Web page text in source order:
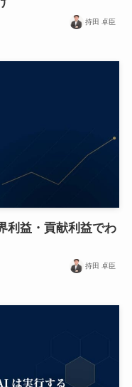
持田 卓臣
益・貢献利益でわ
持田 卓臣